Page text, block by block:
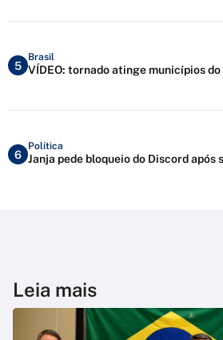
5
Brasil
VÍDEO: tornado atinge municípios do
6
Política
Janja pede bloqueio do Discord após
Leia mais